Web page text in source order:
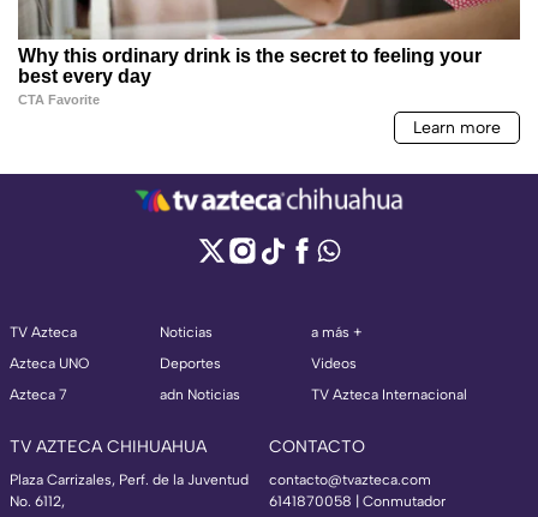
TV Azteca
Azteca UNO
Azteca 7
Noticias
Deportes
adn Noticias
a más +
Videos
TV Azteca Internacional
TV AZTECA CHIHUAHUA
Plaza Carrizales, Perf. de la Juventud
No. 6112,
CONTACTO
contacto@tvazteca.com
6141870058 | Conmutador